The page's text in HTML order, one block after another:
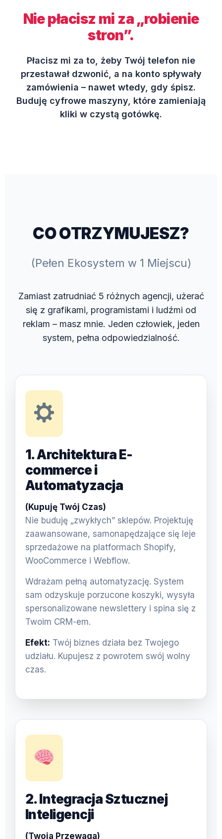
Nie płacisz mi za „robienie
stron”.
Płacisz mi za to, żeby Twój telefon nie
przestawał dzwonić, a na konto spływały
zamówienia – nawet wtedy, gdy śpisz.
Buduję cyfrowe maszyny, które zamieniają
kliki w czystą gotówkę.
CO OTRZYMUJESZ?
(Pełen Ekosystem w 1 Miejscu)
Zamiast zatrudniać 5 różnych agencji, użerać
się z grafikami, programistami i ludźmi od
reklam – masz mnie. Jeden człowiek, jeden
system, pełna odpowiedzialność.
1. Architektura E-
commerce i
Automatyzacja
(Kupuję Twój Czas)
Nie buduję „zwykłych” sklepów. Projektuję
zaawansowane, samonapędzające się leje
sprzedażowe na platformach Shopify,
WooCommerce i Webflow.
Wdrażam pełną automatyzację. System
sam odzyskuje porzucone koszyki, wysyła
spersonalizowane newslettery i spina się z
Twoim CRM-em.
Efekt: Twój biznes działa bez Twojego
udziału. Kupujesz z powrotem swój wolny
czas.
2. Integracja Sztucznej
Inteligencji
(Twoja Przewaga)